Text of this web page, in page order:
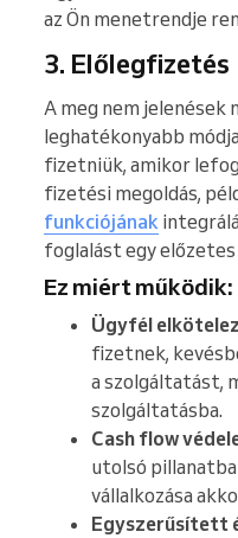
az Ön menetrendje
3. Előlegfizetés
A meg nem jelenések
leghatékonyabb
fizetniük, amikor
fizetési megoldás,
funkciójának
foglalást egy
Ez miért működik:
Ügyfél
fizetnek,
a szolgáltatást,
szolgáltatásba.
Cash flow
utolsó
vállalkozása
Egyszerűsített